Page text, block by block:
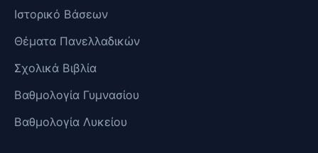
Ιστορικό Βάσεων
Θέματα Πανελλαδικών
Σχολικά Βιβλία
Βαθμολογία Γυμνασίου
Βαθμολογία Λυκείου